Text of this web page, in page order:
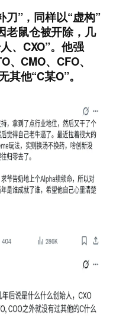
刀”，同样以“虚构”
老鼠仓被开除，几
、CXO”。他强
、CMO、CFO、
他“C某O”。